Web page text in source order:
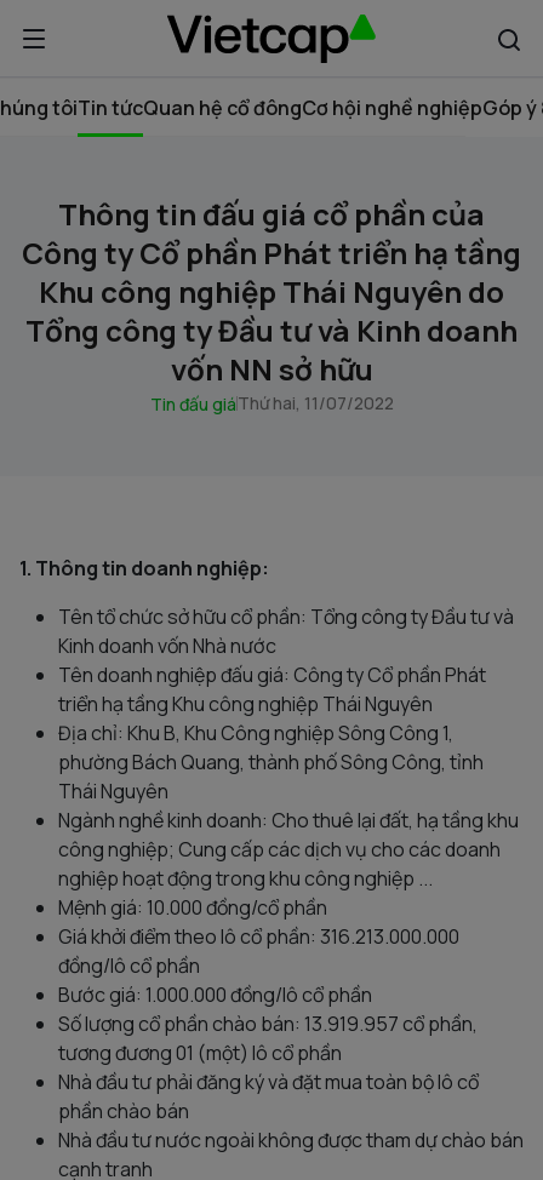
tôiTin tứcQuan hệ cổ đôngCơ hội nghề nghiệpGóp ý
Thông tin đấu giá cổ phần của
Công ty Cổ phần Phát triển hạ tầng
Khu công nghiệp Thái Nguyên do
Tổng công ty Đầu tư và Kinh doanh
vốn NN sở hữu
Tin đấu giáThứ hai, 11/07/2022
1. Thông tin doanh nghiệp:
Tên tổ chức sở hữu cổ phần: Tổng công ty Đầu tư và
Kinh doanh vốn Nhà nước
Tên doanh nghiệp đấu giá: Công ty Cổ phần Phát
triển hạ tầng Khu công nghiệp Thái Nguyên
Địa chỉ: Khu B, Khu Công nghiệp Sông Công 1,
phường Bách Quang, thành phố Sông Công, tỉnh
Thái Nguyên
Ngành nghề kinh doanh: Cho thuê lại đất, hạ tầng khu
công nghiệp; Cung cấp các dịch vụ cho các doanh
nghiệp hoạt động trong khu công nghiệp ...
Mệnh giá: 10.000 đồng/cổ phần
Giá khởi điểm theo lô cổ phần: 316.213.000.000
đồng/lô cổ phần
Bước giá: 1.000.000 đồng/lô cổ phần
Số lượng cổ phần chào bán: 13.919.957 cổ phần,
tương đương 01 (một) lô cổ phần
Nhà đầu tư phải đăng ký và đặt mua toàn bộ lô cổ
phần chào bán
Nhà đầu tư nước ngoài không được tham dự chào bán
cạnh tranh